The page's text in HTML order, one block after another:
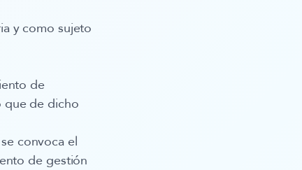
y como sujeto
de
que de dicho
convoca el
de gestión